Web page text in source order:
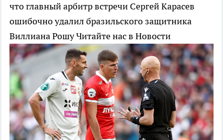
что главный арбитр встречи Сергей Карасев
ошибочно удалил бразильского защитника
Виллиана РошуЧитайте нас в Новости